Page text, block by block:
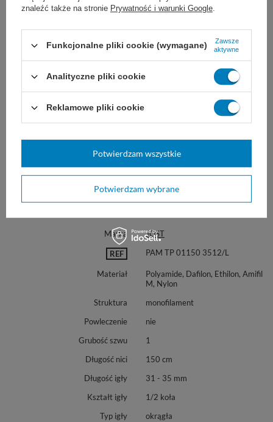
Marka JOST
REF PAM TP 01150 3512/L
Materiał
Polyamide, Dafilon, Ethilon, Amifil
M, Nylon
Struktura
monofilament
Powleczenie
nie
Grubość szwu
1
Długość nici
150 cm
Długość igły
31 - 35 mm
Kształt igły
1/2 koła
Typ igły
okrągła
znaleźć także na stronie Prywatność i warunki Google.
Funkcjonalne pliki cookie (wymagane)
Zawsze
aktywne
Analityczne pliki cookie
Reklamowe pliki cookie
Potwierdzam wybrane
Potwierdzam wszystkie